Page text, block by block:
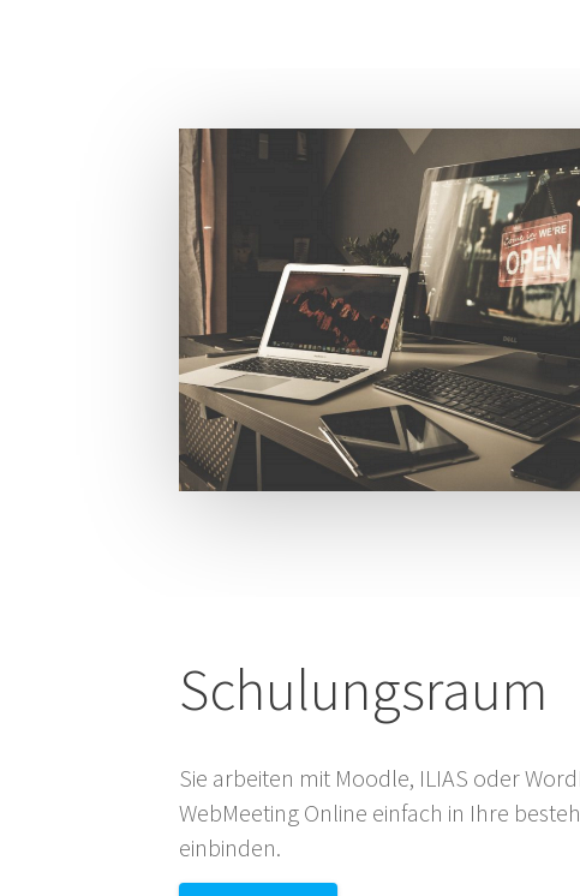
Schulungsraum
Sie arbeiten mit Moodle, ILIAS oder
WebMeeting Online einfach in Ihre
einbinden.